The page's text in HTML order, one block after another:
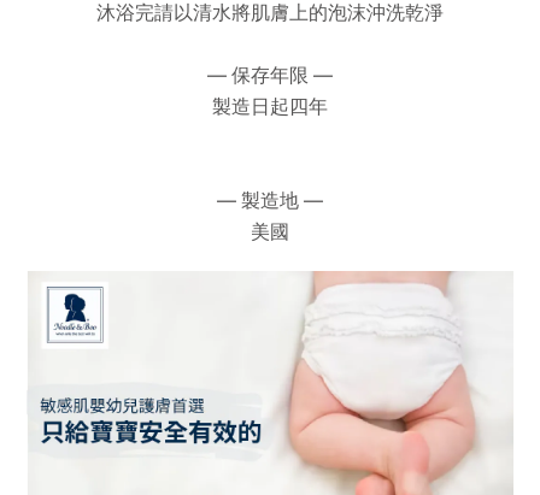
沐浴完請以清水將肌膚上的泡沫沖洗乾淨
— 保存年限 —
製造日起四年
— 製造地 —
美國